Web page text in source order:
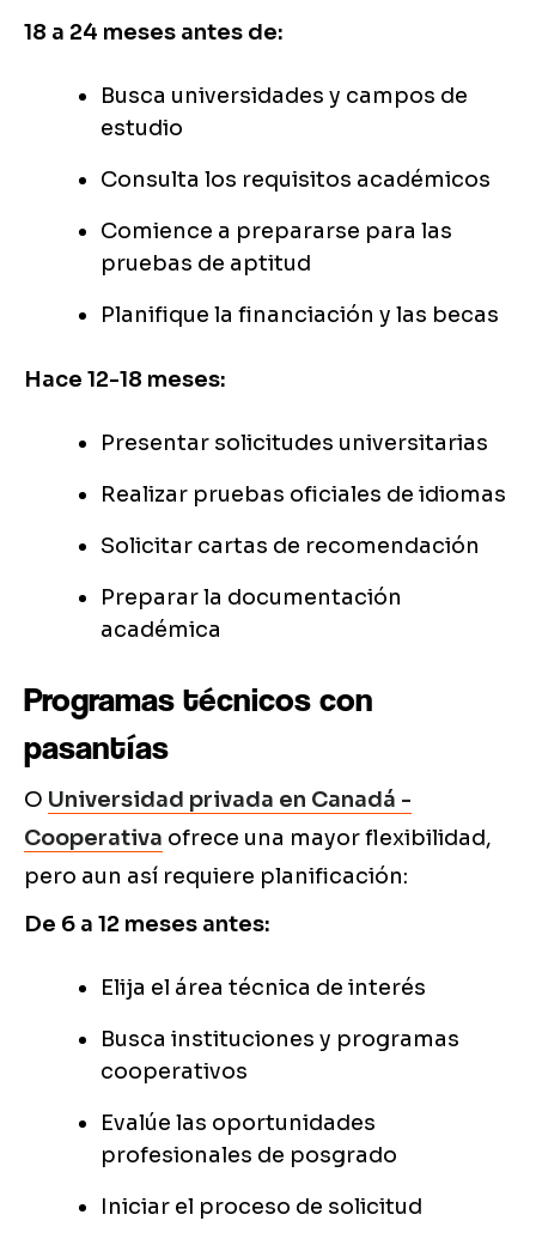
18 a 24 meses antes de:
Busca universidades y campos de
estudio
Consulta los requisitos académicos
Comience a prepararse para las
pruebas de aptitud
Planifique la financiación y las becas
Hace 12-18 meses:
Presentar solicitudes universitarias
Realizar pruebas oficiales de idiomas
Solicitar cartas de recomendación
Preparar la documentación
académica
Programas técnicos con
pasantías
O Universidad privada en Canadá -
Cooperativa ofrece una mayor flexibilidad,
pero aun así requiere planificación:
De 6 a 12 meses antes:
Elija el área técnica de interés
Busca instituciones y programas
cooperativos
Evalúe las oportunidades
profesionales de posgrado
Iniciar el proceso de solicitud